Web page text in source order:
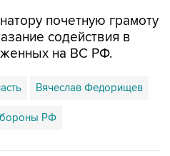
почетную грамоту
содействия в
на ВС РФ.
Вячеслав Федорищев
РФ